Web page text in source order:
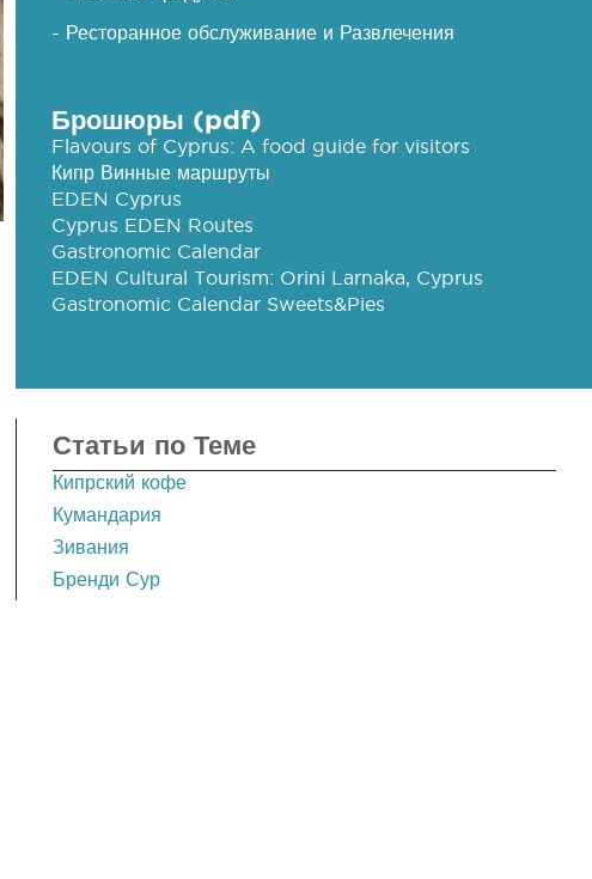
- Ресторанное обслуживание и Развлечения
Брошюры (pdf)
Flavours of Cyprus: A food guide for visitors
Кипр Винные маршруты
EDEN Cyprus
Cyprus EDEN Routes
Gastronomic Calendar
EDEN Cultural Tourism: Orini Larnaka, Cyprus
Gastronomic Calendar Sweets&Pies
Статьи по Теме
Кипрский кофе
Кумандария
Зивания
Бренди Сур